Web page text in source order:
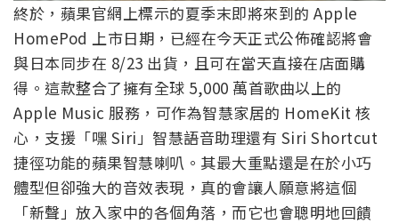
終於，蘋果官網上標示的夏季末即將來到的 Apple
HomePod 上市日期，已經在今天正式公佈確認將會
與日本同步在 8/23 出貨，且可在當天直接在店面購
得。這款整合了擁有全球 5,000 萬首歌曲以上的
Apple Music 服務，可作為智慧家居的 HomeKit 核
心，支援「嘿 Siri」智慧語音助理還有 Siri Shortcut
捷徑功能的蘋果智慧喇叭。其最大重點還是在於小巧
體型但卻強大的音效表現，真的會讓人願意將這個
「新聲」放入家中的各個角落，而它也會聰明地回饋